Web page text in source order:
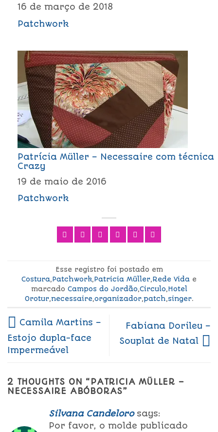
16 de março de 2018
Patchwork
Patrícia Müller – Necessaire com técnica
Crazy
19 de maio de 2016
Patchwork
Esse registro foi postado em
Costura,Patchwork,Patricia Müller,Rede Vida e
marcado Campos do Jordão,Circulo,Hotel
Orotur,necessaire,organizador,patch,singer.
Camila Martins –
Estojo dupla-face
Impermeável
Fabiana Dorileu –
Souplat de Natal
2 THOUGHTS ON “ PATRICIA MÜLLER –
NECESSAIRE ABÓBORAS”
Silvana Candeloro says:
Por favor, o molde publicado